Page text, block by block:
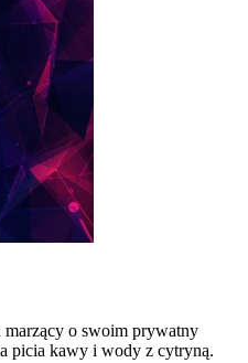
o swoim prywatny
picia kawy i wody z cytryną.